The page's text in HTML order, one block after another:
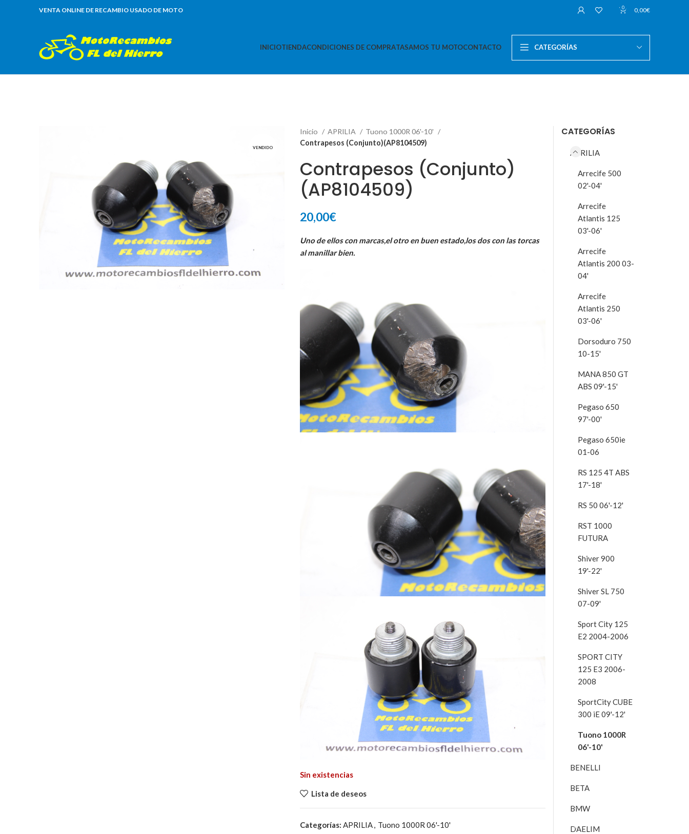
VENTA ONLINE DE RECAMBIO USADO DE MOTO 0 0,00€
INICIOTIENDACONDICIONES DE COMPRATASAMOS TU MOTOCONTACTO CATEGORÍAS
VENDIDO
Inicio APRILIA
Tuono 1000R 06'-10'
Contrapesos (Conjunto)(AP8104509)
Contrapesos (Conjunto)
(AP8104509)
20,00€
Uno de ellos con marcas,el otro en buen estado,los dos con las torcas
al manillar bien.
Sin existencias
Lista de deseos
Categorías: APRILIA, Tuono 1000R 06'-10'
CATEGORÍAS
APRILIA
Arrecife 500
02'-04'
Arrecife
Atlantis 125
03'-06'
Arrecife
Atlantis 200 03-
04'
Arrecife
Atlantis 250
03'-06'
Dorsoduro 750
10-15'
MANA 850 GT
ABS 09'-15'
Pegaso 650
97'-00'
Pegaso 650ie
01-06
RS 125 4T ABS
17'-18'
RS 50 06'-12'
RST 1000
FUTURA
Shiver 900
19'-22'
Shiver SL 750
07-09'
Sport City 125
E2 2004-2006
SPORT CITY
125 E3 2006-
2008
SportCity CUBE
300 iE 09'-12'
Tuono 1000R
06'-10'
BENELLI
BETA
BMW
DAELIM